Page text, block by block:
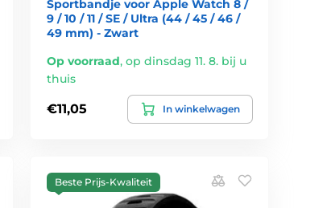
Sportbandje voor Apple Watch 8 /
9 / 10 / 11 / SE / Ultra (44 / 45 / 46 /
49 mm) - Zwart
Op voorraad,op dinsdag 11. 8. bij u
thuis
€11,05 In winkelwagen
Beste Prijs-Kwaliteit